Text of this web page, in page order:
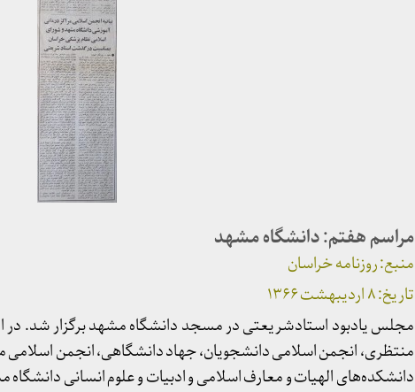
مراسم هفتم: دانشگاه مشهد
منبع: روزنامه خراسان
تاریخ: ۸ اردیبهشت ۱۳۶۶
مجلس یادبود استادشریعتی در مسجد دانشگاه مشهد برگزار شد. در
منتظری، انجمن اسلامی دانشجویان، جهاد دانشگاهی، انجمن اسلامی
دانشکده‌های الهیات و معارف اسلامی و ادبیات و علوم انسانی